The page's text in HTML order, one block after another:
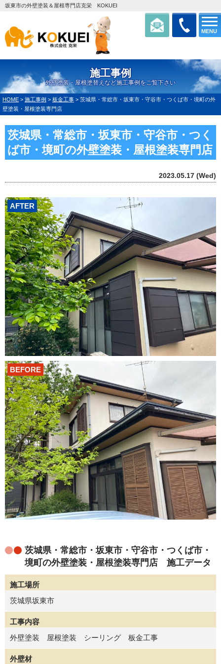
MENU
坂東市の外壁塗装＆屋根専門店克栄 KOKUEI
施工事例
外壁塗装・屋根塗替えなど施工事例をご覧下さい
HOME > 施工事例 > 板金工事 > 茨城県・常総市・坂東市・守谷市・つくば市・境町の外
壁塗装・屋根塗装専門店
茨城県・常総市・坂東市・守谷市・つく
ば市・境町の外壁塗装・屋根塗装専門店
2023.05.17 (Wed)
AFTER
BEFORE
茨城県・常総市・坂東市・守谷市・つくば市・
境町の外壁塗装・屋根塗装専門店 施工データ
施工場所
茨城県坂東市
工事内容
外壁塗装 屋根塗装 シーリング 板金工事
外壁材